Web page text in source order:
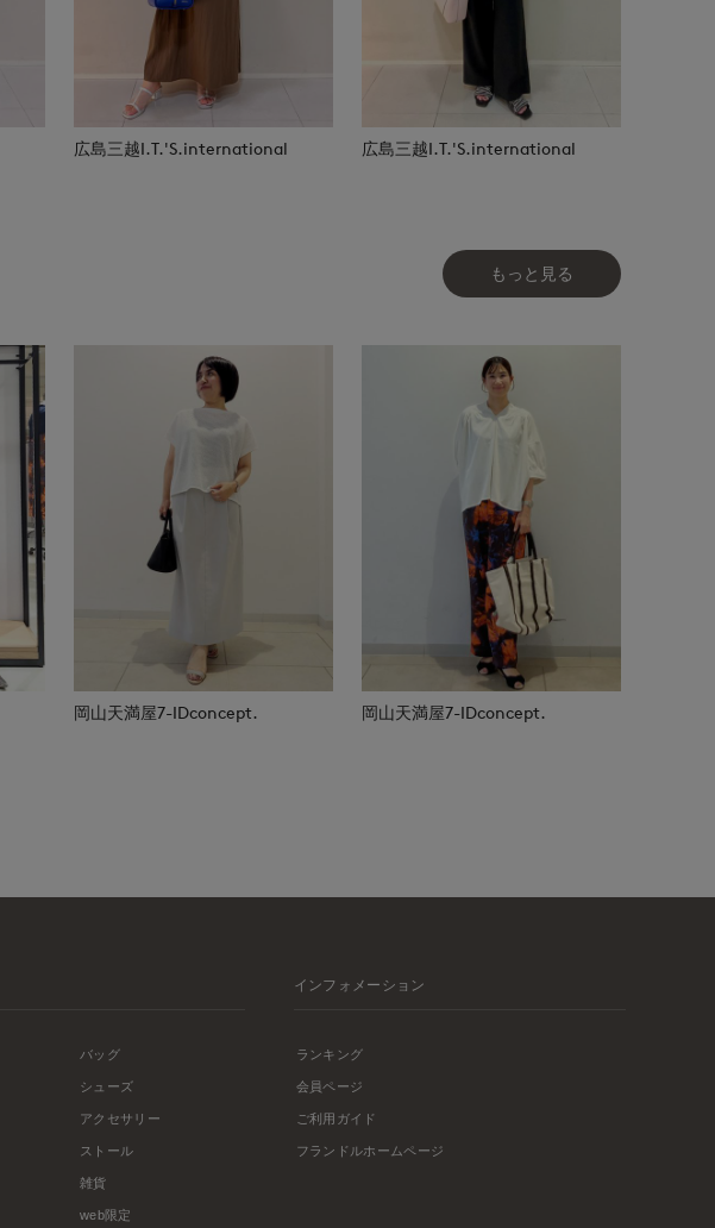
広島三越I.T.'S.international 広島三越I.T.'S.international
もっと見る
岡山天満屋7-IDconcept. 岡山天満屋7-IDconcept.
バッグ
シューズ
アクセサリー
ストール
雑貨
web限定
インフォメーション
ランキング
会員ページ
ご利用ガイド
フランドルホームページ